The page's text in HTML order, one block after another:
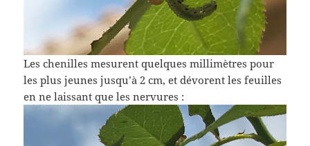
Les chenilles mesurent quelques millimètres pour
les plus jeunes jusqu’à 2 cm, et dévorent les feuilles
en ne laissant que les nervures :